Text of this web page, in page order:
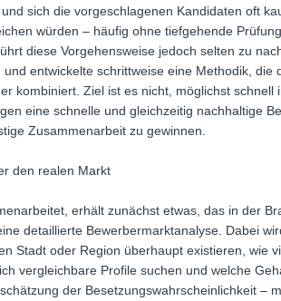
sich die vorgeschlagenen Kandidaten oft
würden – häufig ohne tiefgehende
diese Vorgehensweise jedoch selten zu
entwickelte schrittweise eine Methodik,
kombiniert. Ziel ist es nicht, möglichst
eine schnelle und gleichzeitig nachhaltige
Zusammenarbeit zu gewinnen.
den realen Markt
erhält zunächst etwas, das in der
detaillierte Bewerbermarktanalyse. Dabei
Stadt oder Region überhaupt existieren, wie
vergleichbare Profile suchen und welche
der Besetzungswahrscheinlichkeit –